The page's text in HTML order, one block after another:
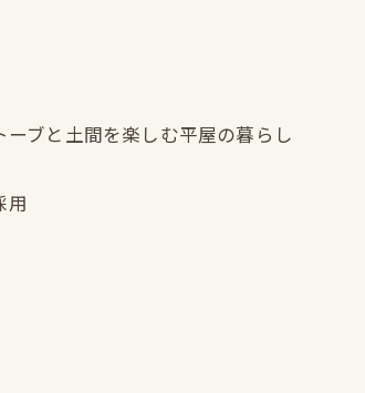
ーブと土間を楽しむ平屋の暮らし
用